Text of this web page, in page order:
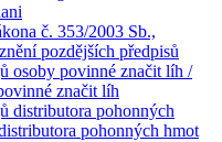
č. 353/2003 Sb.,
pozdějších předpisů
osoby povinné značit líh /
značit líh
distributora pohonných
pohonných hmot